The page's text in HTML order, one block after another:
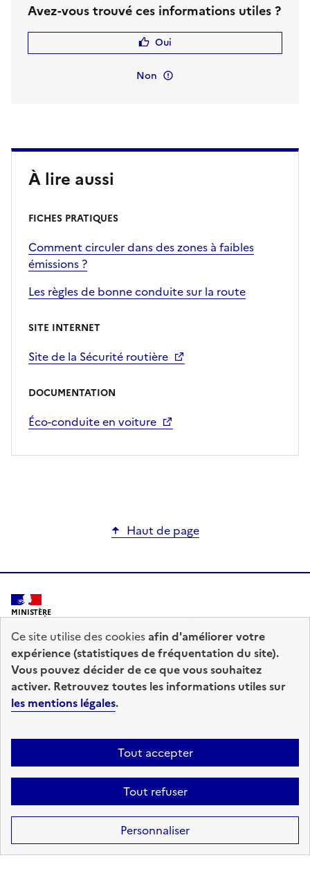
Avez-vous trouvé ces informations utiles ?
Oui
Non
À lire aussi
FICHES PRATIQUES
Comment circuler dans des zones à faibles
émissions ?
Les règles de bonne conduite sur la route
SITE INTERNET
Site de la Sécurité routière
DOCUMENTATION
Éco-conduite en voiture
Haut de page
MINISTÈRE
DE L'INTÉRIEUR
legifrance.gouv.fr
data.gouv.fr
Accessibilité : totalement conforme Mentions légales
Plan du site
Ce site utilise des cookiesafin d'améliorer votre
expérience (statistiques de fréquentation du site).
Vous pouvez décider de ce que vous souhaitez
activer. Retrouvez toutes les informations utiles sur
les mentions légales.
Tout accepter
Tout refuser
Personnaliser